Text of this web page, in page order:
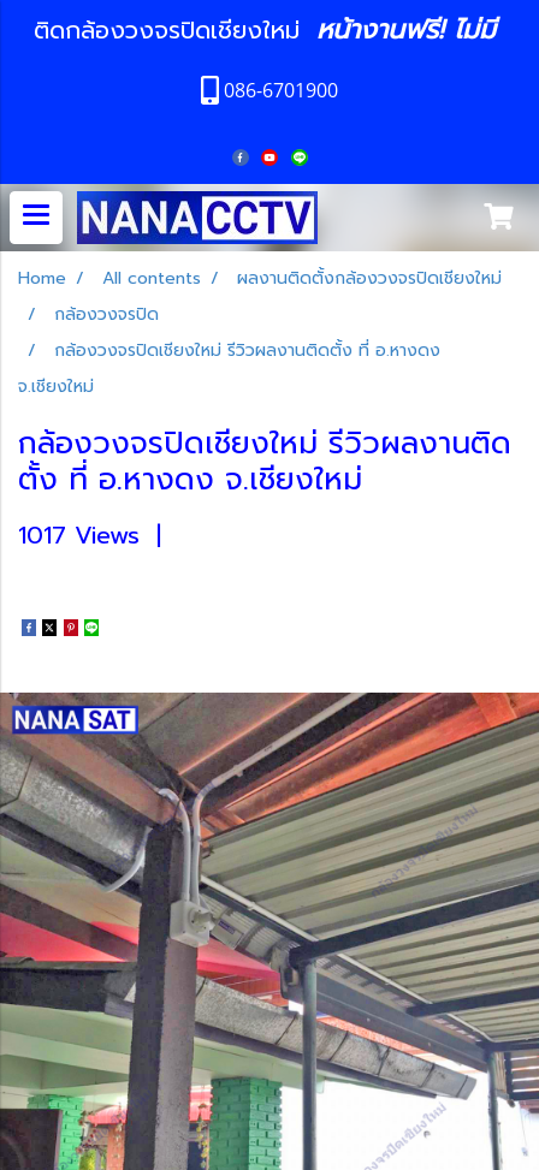
ติดกล้องวงจรปิดเชียงใหม่ หน้างานฟรี! ไม่มี
086-6701900
Home All contents
ผลงานติดตั้งกล้องวงจรปิดเชียงใหม่
กล้องวงจรปิด
กล้องวงจรปิดเชียงใหม่ รีวิวผลงานติดตั้ง ที่ อ.หางดง
จ.เชียงใหม่
กล้องวงจรปิดเชียงใหม่ รีวิวผลงานติด
ตั้ง ที่ อ.หางดง จ.เชียงใหม่
1017 Views |